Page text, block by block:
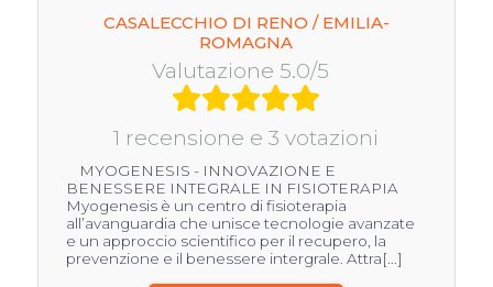
CASALECCHIO DI RENO / EMILIA-
ROMAGNA
Valutazione 5.0/5
1 recensione e 3 votazioni
MYOGENESIS - INNOVAZIONE E
BENESSERE INTEGRALE IN FISIOTERAPIA
Myogenesis è un centro di fisioterapia
all’avanguardia che unisce tecnologie avanzate
e un approccio scientifico per il recupero, la
prevenzione e il benessere intergrale. Attra[...]